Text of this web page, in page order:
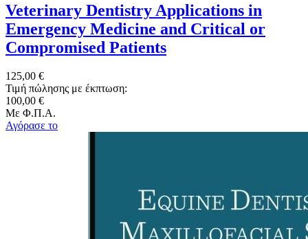
Veterinary Dentistry Applications in
Emergency Medicine and Critical or
Compromised Patients
125,00 €
Τιμή πώλησης με έκπτωση:
100,00 €
Με Φ.Π.Α.
Αγόρασε το